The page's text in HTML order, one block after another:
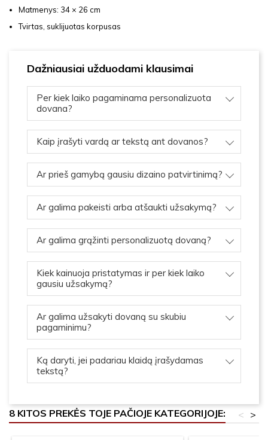
Matmenys: 34 × 26 cm
Tvirtas, suklijuotas korpusas
Dažniausiai užduodami klausimai
Per kiek laiko pagaminama personalizuota
dovana?
Kaip įrašyti vardą ar tekstą ant dovanos?
Ar prieš gamybą gausiu dizaino patvirtinimą?
Ar galima pakeisti arba atšaukti užsakymą?
Ar galima grąžinti personalizuotą dovaną?
Kiek kainuoja pristatymas ir per kiek laiko
gausiu užsakymą?
Ar galima užsakyti dovaną su skubiu
pagaminimu?
Ką daryti, jei padariau klaidą įrašydamas
tekstą?
8 KITOS PREKĖS TOJE PAČIOJE KATEGORIJOJE: >
<